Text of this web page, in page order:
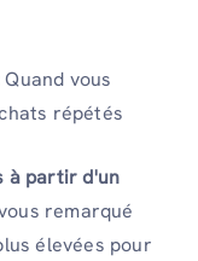
Quand vous
répétés
à partir d'un
remarqué
élevées pour